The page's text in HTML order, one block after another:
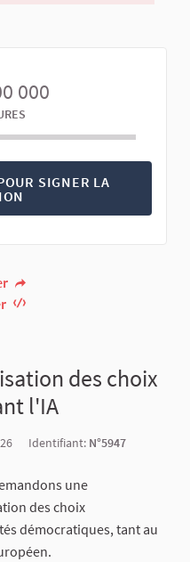
000
SIGNER LA
des choix
l'IA
Identifiant: N°5947
une
des choix
démocratiques, tant au